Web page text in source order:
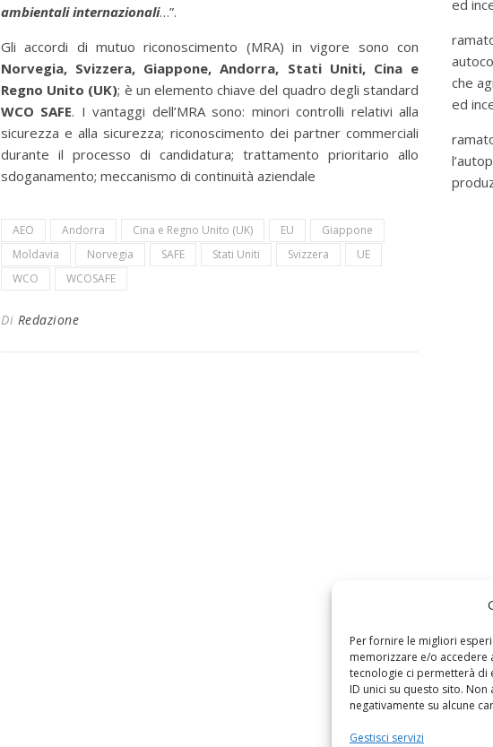
Per fornire le migliori
memorizzare e/o accedere
tecnologie ci permetterà di
ID unici su questo sito.
negativamente su alcune
Gestisci servizi
ambientali internazionali…”.
Gli accordi di mutuo riconoscimento (MRA) in vigore sono con
Norvegia, Svizzera, Giappone, Andorra, Stati Uniti, Cina e
Regno Unito (UK); è un elemento chiave del quadro degli standard
WCO SAFE. I vantaggi dell’MRA sono: minori controlli relativi alla
sicurezza e alla sicurezza; riconoscimento dei partner commerciali
durante il processo di candidatura; trattamento prioritario allo
sdoganamento; meccanismo di continuità aziendale
AEO Andorra Cina e Regno Unito (UK) EU
Giappone
Moldavia
Norvegia SAFE Stati Uniti Svizzera
UE
WCO
WCOSAFE
Di Redazione
ed
che
ed